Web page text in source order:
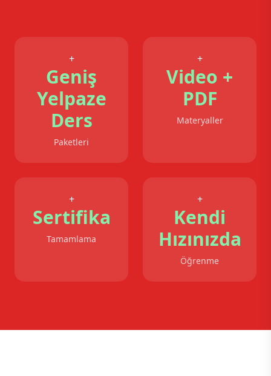
+
Geniş
Yelpaze
Ders
Paketleri
+
Video +
PDF
Materyaller
+
Sertifika
Tamamlama
+
Kendi
Hızınızda
Öğrenme